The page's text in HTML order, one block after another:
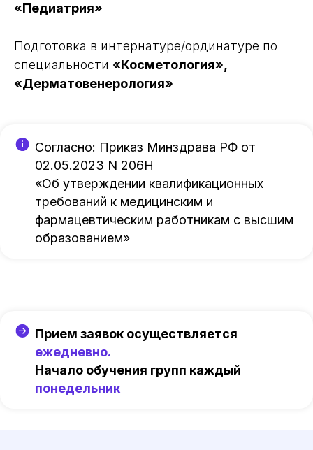
«Педиатрия»
Подготовка в интернатуре/ординатуре по
специальности «Косметология»,
«Дерматовенерология»
Согласно: Приказ Минздрава РФ от
02.05.2023 N 206Н
«Об утверждении квалификационных
требований к медицинским и
фармацевтическим работникам с высшим
образованием»
Прием заявок осуществляется
ежедневно.
Начало обучения групп каждый
понедельник